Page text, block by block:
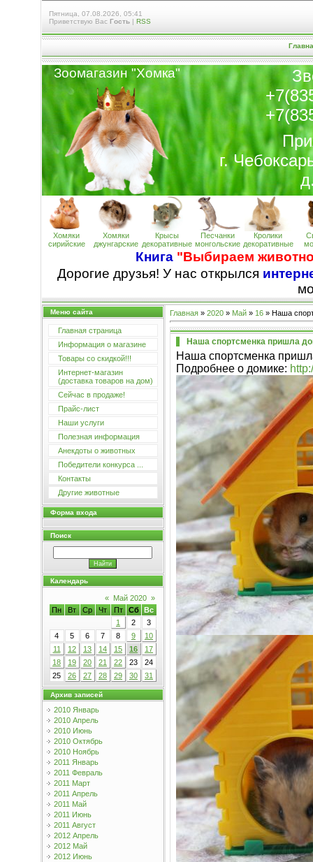
Пятница, 07.08.2026, 05:41
Приветствую Вас Гость| RSS
Зоомагазин "Хомка"
г.
Хомяки
сирийские
Хомяки
джунгарские
Крысы
декоративные
Песчанки
монгольские
Кролики
декоративные
Книга "Выбираем
Дорогие друзья! У нас открылся
Меню сайта
Главная страница
Информация о магазине
Товары со скидкой!!!
Интернет-магазин
(доставка товаров на дом)
Сейчас в продаже!
Прайс-лист
Наши услуги
Полезная информация
Анекдоты о животных
Победители конкурса ...
Контакты
Другие животные
Форма входа
Поиск
Календарь
« Май 2020 »
Пн
Вт Ср Чт Пт Сб
Вс
1
2
3
4
5 6 7 8 9
10
11
12 13 14 15 16
17
18
19 20 21 22 23
24
25
26 27 28 29 30 31
Архив записей
2010 Январь
2010 Апрель
2010 Июнь
2010 Октябрь
2010 Ноябрь
2011 Январь
2011 Февраль
2011 Март
2011 Апрель
2011 Май
2011 Июнь
2011 Август
2012 Апрель
2012 Май
2012 Июнь
Главная» 2020 » Май » 16» Наша
Наша спортсменка пришла
Наша спортсменка
Подробнее о домике: